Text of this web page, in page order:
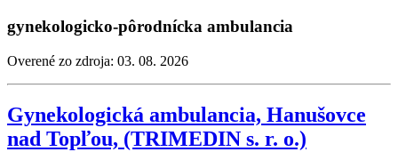
gynekologicko-pôrodnícka ambulancia
Overené zo zdroja: 03. 08. 2026
Gynekologická ambulancia, Hanušovce
nad Topľou, (TRIMEDIN s. r. o.)